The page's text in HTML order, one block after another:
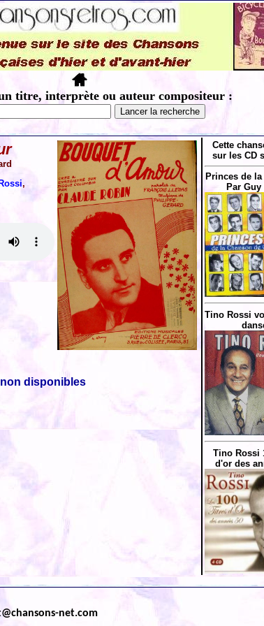
titre, interprète ou auteur compositeur :
,
disponibles
Cette
sur les CD
Princes de
Par
Tino Rossi
Tino Rossi
d'or des
net.com